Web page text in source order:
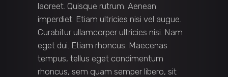
laoreet. Quisque rutrum. Aenean
imperdiet. Etiam ultricies nisi vel augue.
Curabitur ullamcorper ultricies nisi. Nam
eget dui. Etiam rhoncus. Maecenas
tempus, tellus eget condimentum
rhoncus, sem quam semper libero, sit